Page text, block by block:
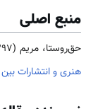
منبع اصلی
حق‌روستا، مریم (1397). جامعه و فرهنگ
هنری و انتشارات